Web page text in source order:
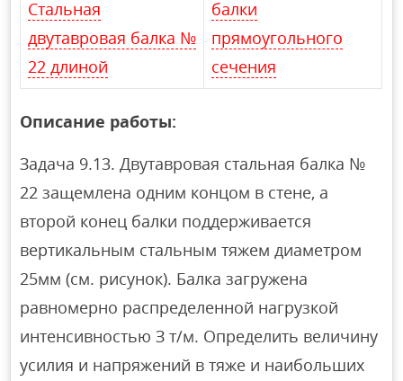
Стальная
двутавровая балка №
22 длиной
балки
прямоугольного
сечения
Описание работы:
Задача 9.13. Двутавровая стальная балка №
22 защемлена одним концом в стене, а
второй конец балки поддерживается
вертикальным стальным тяжем диаметром
25мм (см. рисунок). Балка загружена
равномерно распределенной нагрузкой
интенсивностью З т/м. Определить величину
усилия и напряжений в тяже и наибольших